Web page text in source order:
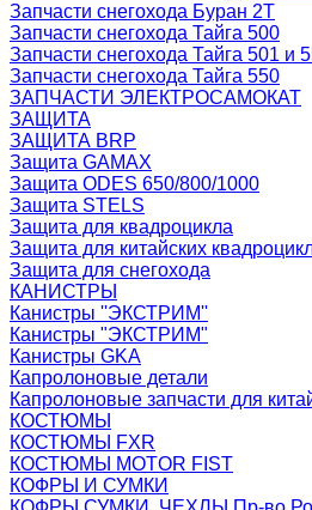
Запчасти снегохода Буран 2Т
Запчасти снегохода Тайга 500
Запчасти снегохода Тайга 501 и
Запчасти снегохода Тайга 550
ЗАПЧАСТИ ЭЛЕКТРОСАМОКАТ
ЗАЩИТА
ЗАЩИТА BRP
Защита GAMAX
Защита ODES 650/800/1000
Защита STELS
Защита для квадроцикла
Защита для китайских
Защита для снегохода
КАНИСТРЫ
Канистры ''ЭКСТРИМ''
Канистры "ЭКСТРИМ"
Канистры GKA
Капролоновые детали
Капролоновые запчасти для
КОСТЮМЫ
КОСТЮМЫ FXR
КОСТЮМЫ MOTOR FIST
КОФРЫ И СУМКИ